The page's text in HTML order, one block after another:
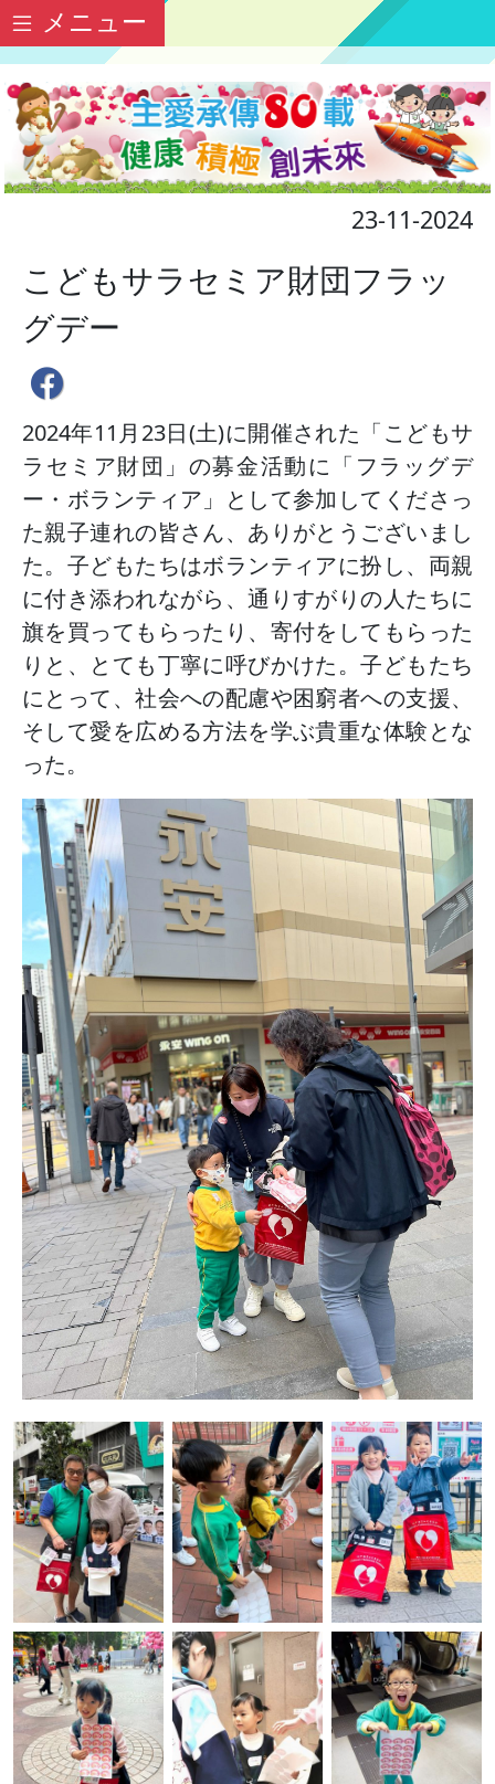
メニュー
23-11-2024
こどもサラセミア財団フラッ
グデー
2024年11月23日(土)に開催された「こどもサ
ラセミア財団」の募金活動に「フラッグデ
ー・ボランティア」として参加してくださっ
た親子連れの皆さん、ありがとうございまし
た。子どもたちはボランティアに扮し、両親
に付き添われながら、通りすがりの人たちに
旗を買ってもらったり、寄付をしてもらった
りと、とても丁寧に呼びかけた。子どもたち
にとって、社会への配慮や困窮者への支援、
そして愛を広める方法を学ぶ貴重な体験とな
った。